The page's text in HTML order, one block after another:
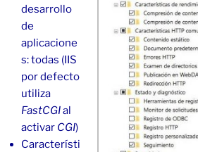
desarrollo
de
aplicacione
s: todas (IIS
por defecto
utiliza
FastCGIal
activar CGI)
Característi